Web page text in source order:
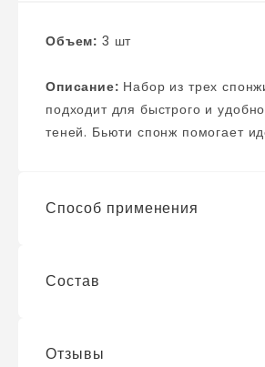
Объем: 3 шт
Описание:
подходит для быстрого и
теней. Бьюти спонж помогает
Способ применения
Смочите спонж водой до начала
либо промокните чистым
Состав
Polyurethane
Отзывы